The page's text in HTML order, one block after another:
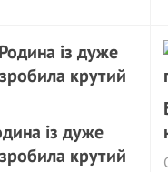
із дуже
крутий